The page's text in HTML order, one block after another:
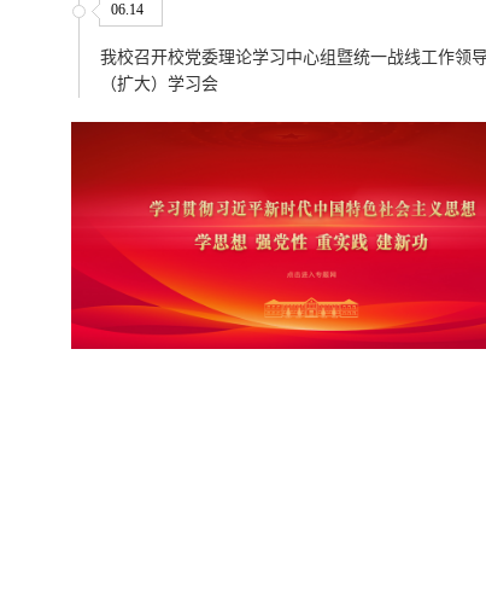
06.14
我校召开校党委理论学习中心组暨统一战线工作领
（扩大）学习会